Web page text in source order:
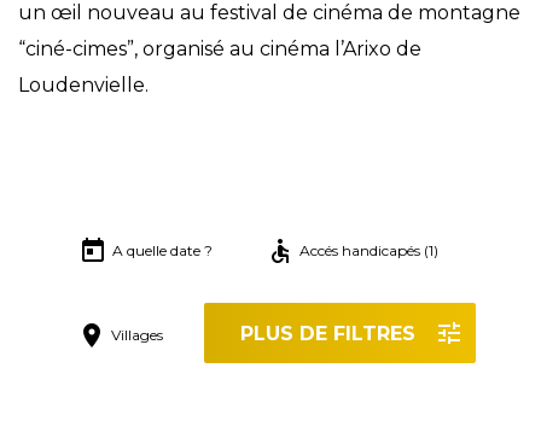
un œil nouveau au festival de cinéma de montagne
“ciné-cimes”, organisé au cinéma l’Arixo de
Loudenvielle.
A quelle date ? Accés handicapés (1)
Villages PLUS DE FILTRES